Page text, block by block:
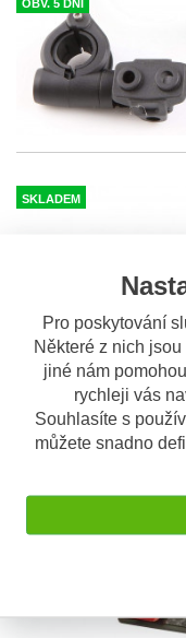
Pro poskytování
Některé z nich
jiné nám
rychleji vás
Souhlasíte s
můžete snadno
OBV. 5 DNÍ
SKLADEM